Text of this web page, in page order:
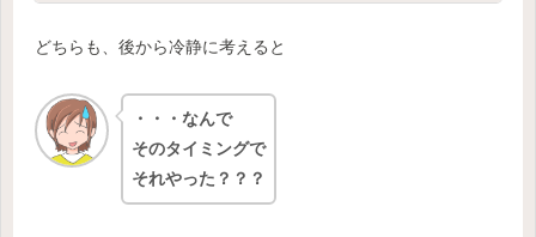
どちらも、後から冷静に考えると
・・・なんで
そのタイミングで
それやった？？？